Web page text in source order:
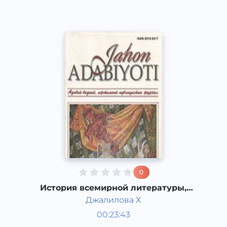
0
История всемирной литературы,
Немецкая литература второй
половины ХХ века.
Джалилова Х
00:23:43
Мировая литература